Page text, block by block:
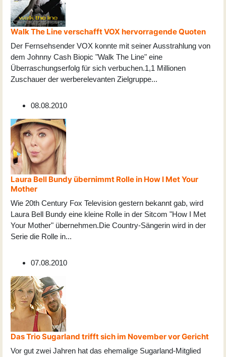
Walk The Line verschafft VOX hervorragende Quoten
Der Fernsehsender VOX konnte mit seiner Ausstrahlung von
dem Johnny Cash Biopic "Walk The Line" eine
Überraschungserfolg für sich verbuchen.1,1 Millionen
Zuschauer der werberelevanten Zielgruppe...
08.08.2010
Laura Bell Bundy übernimmt Rolle in How I Met Your
Mother
Wie 20th Century Fox Television gestern bekannt gab, wird
Laura Bell Bundy eine kleine Rolle in der Sitcom "How I Met
Your Mother" übernehmen.Die Country-Sängerin wird in der
Serie die Rolle in...
07.08.2010
Das Trio Sugarland trifft sich im November vor Gericht
Vor gut zwei Jahren hat das ehemalige Sugarland-Mitglied